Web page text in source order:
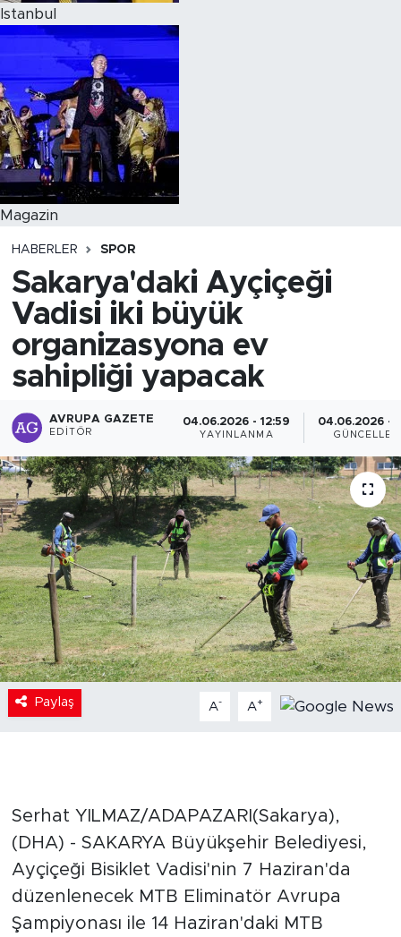
Istanbul
Magazin
HABERLER SPOR
Sakarya'daki Ayçiçeği
Vadisi iki büyük
organizasyona ev
sahipliği yapacak
AVRUPA GAZETE
EDITÖR
04.06.2026 - 12:59
YAYINLANMA
04.06.2026 -
Paylaş A- A+
Serhat YILMAZ/ADAPAZARI(Sakarya),
(DHA) - SAKARYA Büyükşehir Belediyesi,
Ayçiçeği Bisiklet Vadisi'nin 7 Haziran'da
düzenlenecek MTB Eliminatör Avrupa
Şampiyonası ile 14 Haziran'daki MTB